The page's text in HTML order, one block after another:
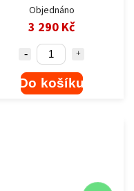
Objednáno
3 290 Kč
Do košíku